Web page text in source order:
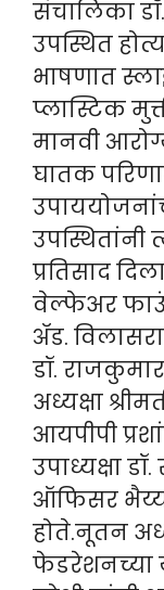
संचालिका
उपस्थित
भाषणात
प्लास्टिक
मानवी
घातक
उपस्थितांनी
प्रतिसाद
वेल्फेअर
ॲड.
डॉ.
अध्यक्षा
आयपीपी
उपाध्यक्षा
ऑफिसर
होते.नूतन
फेडरेशनच्या